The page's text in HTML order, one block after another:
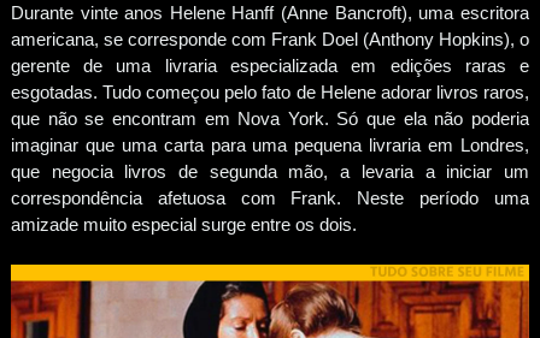
Durante vinte anos Helene Hanff (Anne Bancroft), uma escritora
americana, se corresponde com Frank Doel (Anthony Hopkins), o
gerente de uma livraria especializada em edições raras e
esgotadas. Tudo começou pelo fato de Helene adorar livros raros,
que não se encontram em Nova York. Só que ela não poderia
imaginar que uma carta para uma pequena livraria em Londres,
que negocia livros de segunda mão, a levaria a iniciar um
correspondência afetuosa com Frank. Neste período uma
amizade muito especial surge entre os dois.